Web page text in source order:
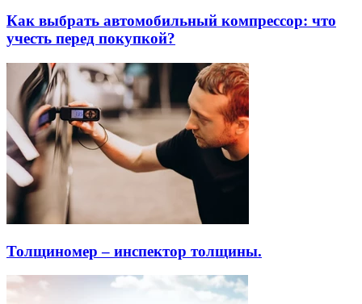
Как выбрать автомобильный компрессор: что
учесть перед покупкой?
Толщиномер – инспектор толщины.